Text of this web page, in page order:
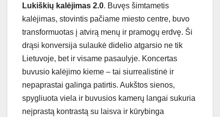
Lukiškių kalėjimas 2.0. Buvęs šimtametis
kalėjimas, stovintis pačiame miesto centre, buvo
transformuotas į atvirą menų ir pramogų erdvę. Ši
drąsi konversija sulaukė didelio atgarsio ne tik
Lietuvoje, bet ir visame pasaulyje. Koncertas
buvusio kalėjimo kieme – tai siurrealistinė ir
nepaprastai galinga patirtis. Aukštos sienos,
spygliuota viela ir buvusios kamerų langai sukuria
neįprastą kontrastą su laisva ir kūrybinga